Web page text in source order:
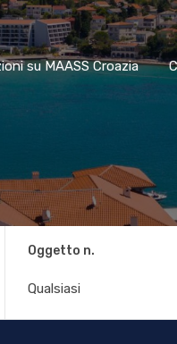
su MAASS Croazia
su MAASS Croazia
Oggetto n.